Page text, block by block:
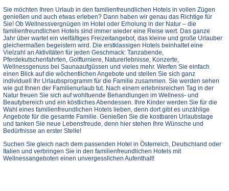
Sie möchten Ihren Urlaub in den familienfreundlichen Hotels in vollen Zügen
genießen und auch etwas erleben? Dann haben wir genau das Richtige für
Sie! Ob Wellnessvergnügen im Hotel oder Erholung in der Natur – die
familienfreundlichen Hotels sind immer wieder eine Reise wert. Das ganze
Jahr über wartet ein vielfältiges Freizeitangebot, das kleine und große Urlauber
gleichermaßen begeistern wird. Die erstklassigen Hotels beinhaltet eine
Vielzahl an Aktivitäten für jeden Geschmack: Tanzabende,
Pferdekutschenfahrten, Golfturniere, Naturerlebnisse, Konzerte,
Wellnessgenuss bei Saunaaufgüssen und vieles mehr. Werfen Sie einfach
einen Blick auf die wöchentlichen Angebote und stellen Sie sich ganz
individuell Ihr Urlaubsprogramm für die Familie zusammen. Sie werden sehen
wie gut Ihnen der Familienurlaub tut. Nach einem erlebnisreichen Tag in der
Natur freuen Sie sich auf wohltuende Behandlungen im Wellness- und
Beautybereich und ein köstliches Abendessen. Ihre Kinder werden Sie für die
Wahl eines familienfreundlichen Hotels lieben, denn dort gibt es unzählige
Angebote für die gesamte Familie. Genießen Sie die kostbaren Urlaubstage
und tanken Sie neue Lebensfreude, denn hier stehen Ihre Wünsche und
Bedürfnisse an erster Stelle!
Suchen Sie gleich nach dem passenden Hotel in Österreich, Deutschland oder
Italien und verbringen Sie in den familienfreundlichen Hotels mit
Wellnessangeboten einen unvergesslichen Aufenthalt!